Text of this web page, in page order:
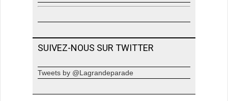
SUIVEZ-NOUS SUR TWITTER
Tweets by @Lagrandeparade